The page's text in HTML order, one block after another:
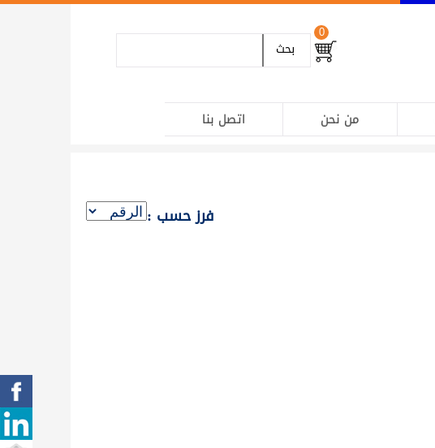
0
بحث
من نحن اتصل بنا
فرز حسب :